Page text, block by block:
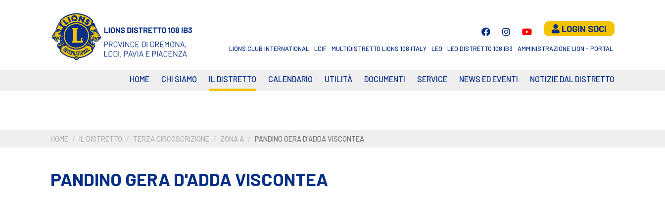
LOGIN SOCI
LIONS CLUB INTERNATIONAL LCIF MULTIDISTRETTO LIONS 108 ITALY LEO LEO DISTRETTO 108 IB3 AMMINISTRAZIONE LION - PORTAL
HOME CHI SIAMO IL DISTRETTO CALENDARIO UTILITÀ DOCUMENTI SERVICE NEWS ED EVENTI NOTIZIE DAL DISTRETTO
HOME IL DISTRETTO TERZA CIRCOSCRIZIONE ZONA A PANDINO GERA D'ADDA VISCONTEA
PANDINO GERA D'ADDA VISCONTEA